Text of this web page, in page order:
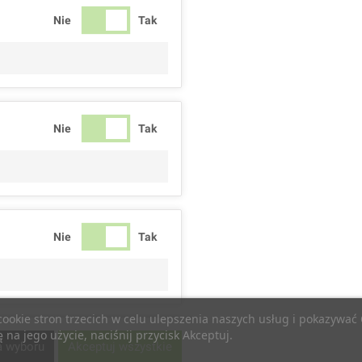
stron trzecich w celu ulepszenia naszych usług i
jego użycie, naciśnij przycisk Akceptuj.
Nie Tak
Nie Tak
Nie Tak
Nie Tak
wyboru Akceptuj wszystkie